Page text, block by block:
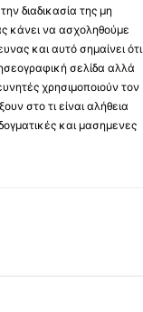
διαδικασία της μη
κάνει να ασχοληθούμε
και αυτό σημαίνει ότι
σελίδα αλλά
χρησιμοποιούν τον
στο τι είναι αλήθεια
και μασημενες